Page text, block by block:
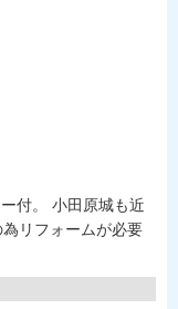
付。 小田原城も近
リフォームが必要